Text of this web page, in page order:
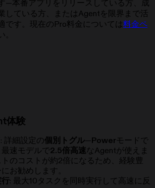
—本番アプリをリリースしている方、成
している方、またはAgentを限界まで活
です。現在のPro料金については料金ペ
体験
: 詳細設定の個別トグル—Powerモードで
速モデルで2.5倍高速なAgentが使えま
のコストが約2倍になるため、経験豊
お勧めします。
: 最大10タスクを同時実行して高速に反